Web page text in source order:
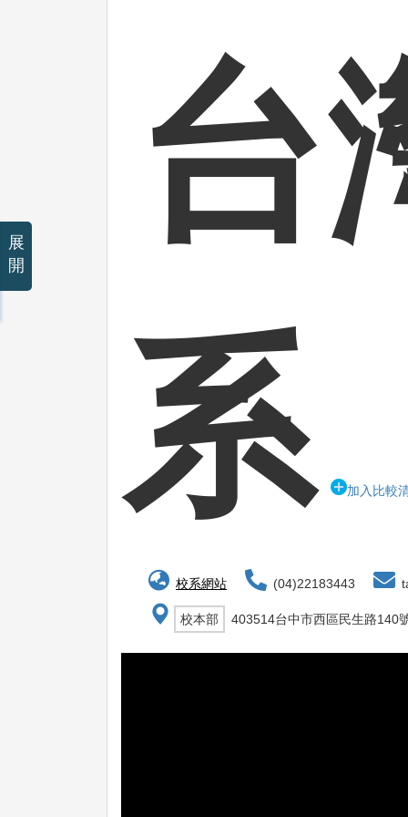
台
系
加入比較
校系網站 (04)22183443
校本部 403514台中市西區民生路140
展
開